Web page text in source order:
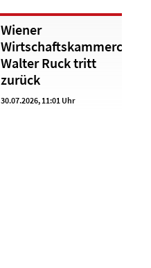
Wiener
Wirtschaftskammerchef
Walter Ruck tritt
zurück
30.07.2026, 11:01 Uhr